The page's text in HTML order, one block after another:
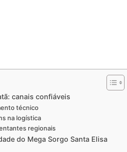
canais confiáveis
técnico
na logística
regionais
do Mega Sorgo Santa Elisa